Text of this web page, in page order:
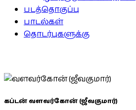
படத்தொகுப்பு
பாடல்கள்
தொடர்புகளுக்கு
கப்டன் வளவர்கோன் (ஜீவகுமார்)